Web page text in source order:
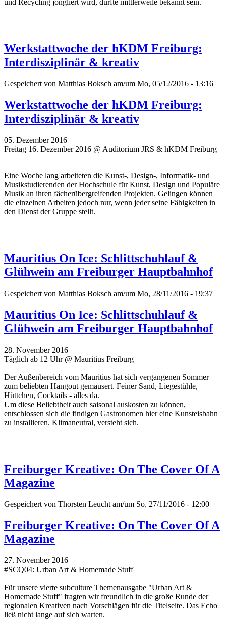
und Recycling jongliert wird, dürfte mittlerweile bekannt sein.
Werkstattwoche der hKDM Freiburg:
Interdisziplinär & kreativ
Gespeichert von Matthias Boksch am/um Mo, 05/12/2016 - 13:16
Werkstattwoche der hKDM Freiburg:
Interdisziplinär & kreativ
05. Dezember 2016
Freitag 16. Dezember 2016 @ Auditorium JRS & hKDM Freiburg
Eine Woche lang arbeiteten die Kunst-, Design-, Informatik- und
Musikstudierenden der Hochschule für Kunst, Design und Populäre
Musik an ihren fächerübergreifenden Projekten. Gelingen können
die einzelnen Arbeiten jedoch nur, wenn jeder seine Fähigkeiten in
den Dienst der Gruppe stellt.
Mauritius On Ice: Schlittschuhlauf &
Glühwein am Freiburger Hauptbahnhof
Gespeichert von Matthias Boksch am/um Mo, 28/11/2016 - 19:37
Mauritius On Ice: Schlittschuhlauf &
Glühwein am Freiburger Hauptbahnhof
28. November 2016
Täglich ab 12 Uhr @ Mauritius Freiburg
Der Außenbereich vom Mauritius hat sich vergangenen Sommer
zum beliebten Hangout gemausert. Feiner Sand, Liegestühle,
Hüttchen, Cocktails - alles da.
Um diese Beliebtheit auch saisonal auskosten zu können,
entschlossen sich die findigen Gastronomen hier eine Kunsteisbahn
zu installieren. Klimaneutral, versteht sich.
Freiburger Kreative: On The Cover Of A
Magazine
Gespeichert von Thorsten Leucht am/um So, 27/11/2016 - 12:00
Freiburger Kreative: On The Cover Of A
Magazine
27. November 2016
#SCQ04: Urban Art & Homemade Stuff
Für unsere vierte subculture Themenausgabe "Urban Art &
Homemade Stuff" fragten wir freundlich in die große Runde der
regionalen Kreativen nach Vorschlägen für die Titelseite. Das Echo
ließ nicht lange auf sich warten.